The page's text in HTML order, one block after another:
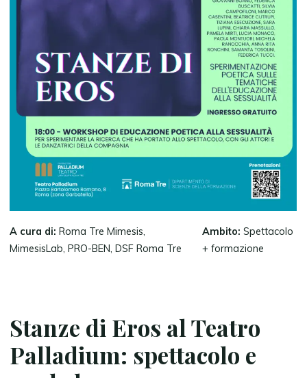
A cura di: Roma Tre Mimesis,
MimesisLab, PRO-BEN, DSF Roma Tre
Ambito: Spettacolo
+ formazione
Stanze di Eros al Teatro
Palladium: spettacolo e